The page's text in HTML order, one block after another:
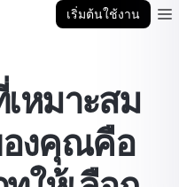
เริ่มต้นใช้งาน
หมาะสม
งคุณคือ